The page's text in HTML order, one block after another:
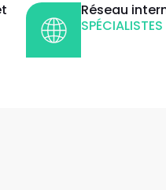
Réseau
SPÉCIALISTES